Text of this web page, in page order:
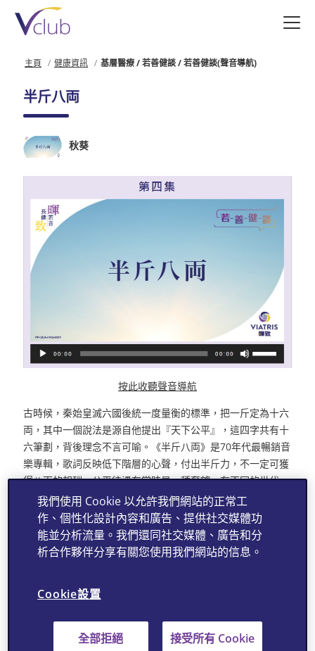
主頁 健康資訊 基層醫療 / 若善健談 / 若善健談(聲音導航)
半斤八両
秋葵
按此收聽聲音導航
古時候，秦始皇滅六國後統一度量衡的標準，把一斤定為十六
両，其中一個說法是源自他提出『天下公平』，這四字共有十
六筆劃，背後理念不言可喻。《半斤八両》是70年代最暢銷音
樂專輯，歌詞反映低下階層的心聲，付出半斤力，不一定可獲
得八両的報酬，公平待遇在當時是一種奢望。在不同的世代，
公平永遠是世人嚮往的普世價值。
現時仍有不少商店維持以斤或両作為計算單位，海關過往亦破
獲不少以両代斤瞞騙顧客的手法，行為可恥亦破壞香港聲譽。
消費者在選購藥物方面，應選擇光顧信譽良好的藥房，切勿貪
以和原廠正藥相比。例如『暉致』會為旗下的藥品向衛生署登
證、本港獨有的包裝及說明書，市民亦可透過註冊編號查辨真
偽，完善透徹的機制為市民提供保障，公平是雙向的，我們應
我們使用 Cookie 以允許我們網站的正常工
作、個性化設計內容和廣告、提供社交媒體功
能並分析流量。我們還同社交媒體、廣告和分
析合作夥伴分享有關您使用我們網站的信息。
Cookie設置
全部拒絕 接受所有 Cookie